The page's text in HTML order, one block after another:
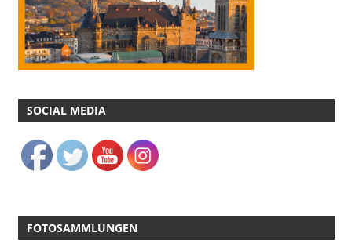
SOCIAL MEDIA
FOTOSAMMLUNGEN